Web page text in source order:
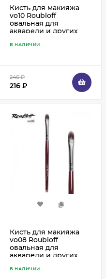
Кисть для макияжа
vo10 Roubloff
овальная для
акварели и других
пестрая синтетика
В НАЛИЧИИ
240₽
216 ₽
Кисть для макияжа
vo08 Roubloff
овальная для
акварели и других
пестрая синтетика
В НАЛИЧИИ